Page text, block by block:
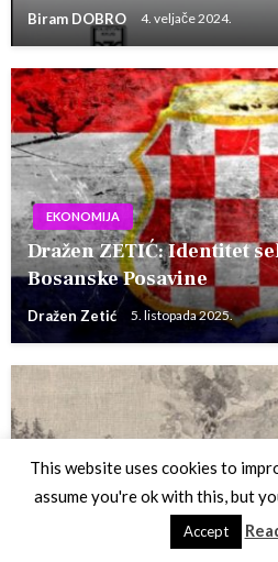
Biram DOBRO 4. veljače 2024.
EKONOMIJA
Dražen ZETIĆ: Identitet
Bosanske Posavine
Dražen Zetić 5. listopada 2025.
Ignacije Gavran: Sudbina
This website uses cookies to
assume you're ok with this, but
Accept